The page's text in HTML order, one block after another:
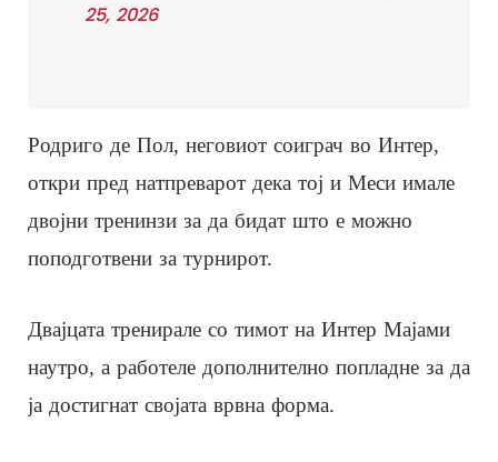
25, 2026
Родриго де Пол, неговиот соиграч во Интер,
откри пред натпреварот дека тој и Меси имале
двојни тренинзи за да бидат што е можно
поподготвени за турнирот.
Двајцата тренирале со тимот на Интер Мајами
наутро, а работеле дополнително попладне за да
ја достигнат својата врвна форма.